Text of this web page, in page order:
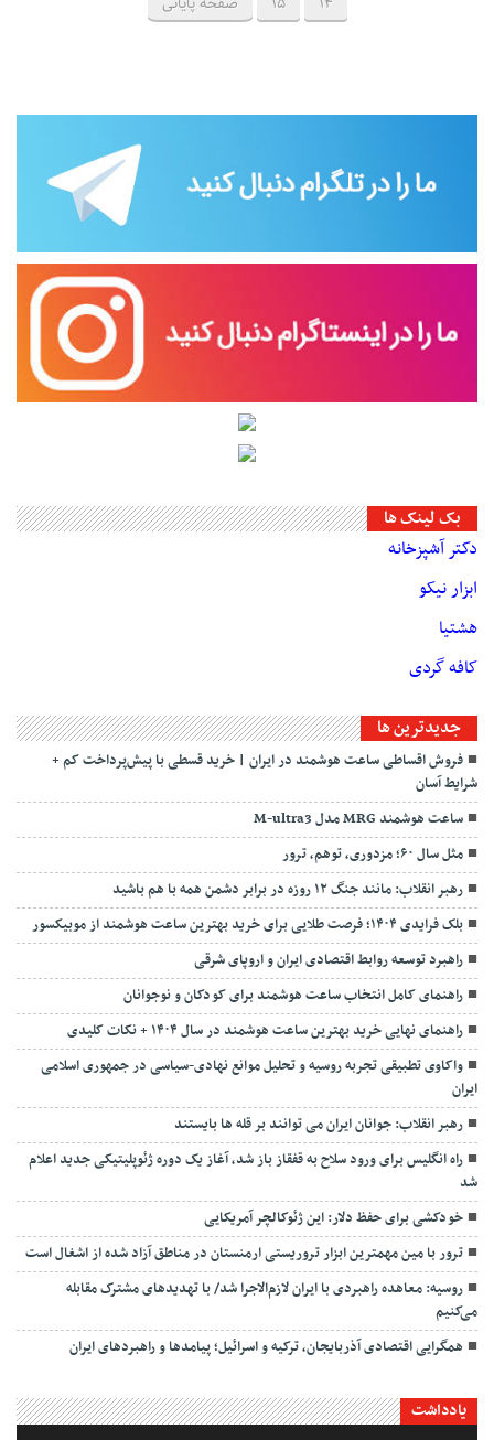
بک لینک ها
دکتر آشپزخانه
ابزار نیکو
هشتیا
کافه گردی
جديدترين ها
فروش اقساطی ساعت هوشمند در ایران | خرید قسطی با پیش‌پرداخت کم +
شرایط آسان
ساعت هوشمند MRG مدل M-ultra3
مثل سال ۶۰؛ مزدوری، توهم، ترور
رهبر انقلاب: مانند جنگ ۱۲ روزه در برابر دشمن همه با هم باشید
بلک فرایدی ۱۴۰۴؛ فرصت طلایی برای خرید بهترین ساعت هوشمند از موبیکسور
راهبرد توسعه روابط اقتصادی ایران و اروپای شرقی
راهنمای کامل انتخاب ساعت هوشمند برای کودکان و نوجوانان
راهنمای نهایی خرید بهترین ساعت هوشمند در سال ۱۴۰۴ + نکات کلیدی
واکاوی تطبیقی تجربه روسیه و تحلیل موانع نهادی-سیاسی در جمهوری اسلامی
ایران
رهبر انقلاب: جوانان ایران می توانند بر قله ها بایستند
راه انگلیس برای ورود سلاح به قفقاز باز شد، آغاز یک دوره ژئوپلیتیکی جدید اعلام
شد
خودکشی برای حفظ دلار: این ژئوکالچر آمریکایی
ترور با مین مهمترین ابزار تروریستی ارمنستان در مناطق آزاد شده از اشغال است
روسیه: معاهده راهبردی با ایران لازم‌الاجرا شد/ با تهدیدهای مشترک مقابله
می‌کنیم
همگرایی اقتصادی آذربایجان، ترکیه و اسرائیل؛ پیامدها و راهبردهای ایران
یادداشت